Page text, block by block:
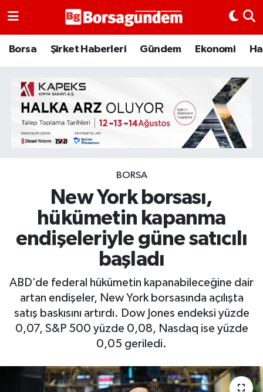
Borsa Şirket Haberleri Gündem Ekonomi
BORSA
New York borsası,
hükümetin kapanma
endişeleriyle güne satıcılı
başladı
ABD’de federal hükümetin kapanabileceğine dair
artan endişeler, New York borsasında açılışta
satış baskısını artırdı. Dow Jones endeksi yüzde
0,07, S&P 500 yüzde 0,08, Nasdaq ise yüzde
0,05 geriledi.
Borsa
Emtia
Galeri
Şirket Haberleri
Borsa Gundem
BIST 100 Isı Haritası
Coin Isı Haritası
Ekonomik Takvim
Kiripto Para Piyasası